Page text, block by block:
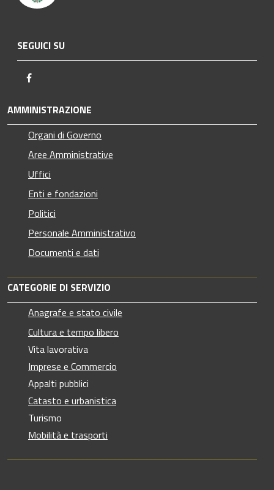
SEGUICI SU
AMMINISTRAZIONE
Organi di Governo
Aree Amministrative
Uffici
Enti e fondazioni
Politici
Personale Amministrativo
Documenti e dati
CATEGORIE DI SERVIZIO
Anagrafe e stato civile
Cultura e tempo libero
Vita lavorativa
Imprese e Commercio
Appalti pubblici
Catasto e urbanistica
Turismo
Mobilità e trasporti